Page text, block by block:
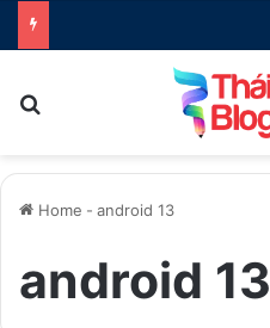
Home - android 13
android 13